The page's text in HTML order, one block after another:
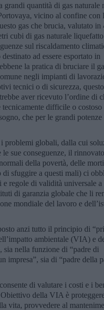
grandi quantità di gas naturale
vicino al confine con
gas che brucia, valutato in
cubi di gas naturale
sul riscaldamento
destinato ad essere esportato in
la pratica di bruciare il
negli impianti di
tecnici o di sicurezza, questo
aver ricevuto l’ordine di
tecnicamente difficile o costoso
che per le grandi potenze
problemi globali, dalla cui
sue conseguenze, il rinnovato
della povertà, delle
di sfuggire a questi mali) ci
regole di validità universale a
di garanzia globale che li
mondiale del lavoro e
anzi tutto il principio di
ambientale (VIA) e
sia nella funzione di “padre di
impresa”, sia di “padre della
di valutare i costi e i
della VIA è
vita, provvedere al